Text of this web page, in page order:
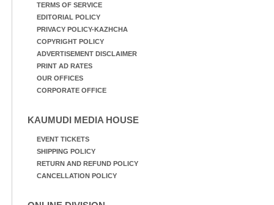
TERMS OF SERVICE
EDITORIAL POLICY
PRIVACY POLICY-KAZHCHA
COPYRIGHT POLICY
ADVERTISEMENT DISCLAIMER
PRINT AD RATES
OUR OFFICES
CORPORATE OFFICE
KAUMUDI MEDIA HOUSE
EVENT TICKETS
SHIPPING POLICY
RETURN AND REFUND POLICY
CANCELLATION POLICY